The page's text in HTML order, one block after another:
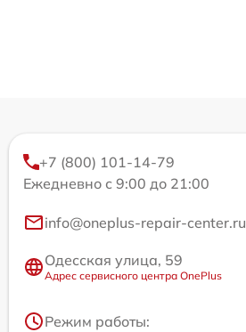
+7 (800) 101-14-79
Ежедневно с 9:00 до 21:00
info@oneplus-repair-center.ru
Одесская улица, 59
Адрес сервисного центра OnePlus
Режим работы: